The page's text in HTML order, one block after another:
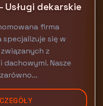
Usługi dekarskie
firma
się w
z
Nasze